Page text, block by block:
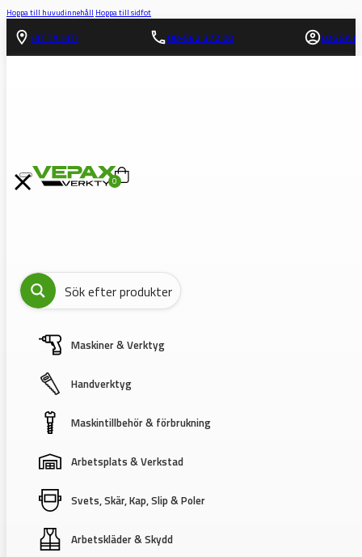
Hoppa till huvudinnehåll Hoppa till sidfot
HITTA HIT! 08-562 372 00 LOGGA IN
0
Maskiner & Verktyg
Handverktyg
Maskintillbehör & förbrukning
Arbetsplats & Verkstad
Svets, Skär, Kap, Slip & Poler
Arbetskläder & Skydd